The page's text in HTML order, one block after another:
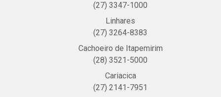
(27) 3347-1000
Linhares
(27) 3264-8383
Cachoeiro de Itapemirim
(28) 3521-5000
Cariacica
(27) 2141-7951